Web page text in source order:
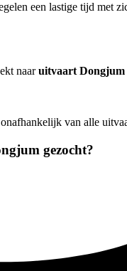
een lastige tijd met
naaruitvaart Dongjum
van alle
gezocht?